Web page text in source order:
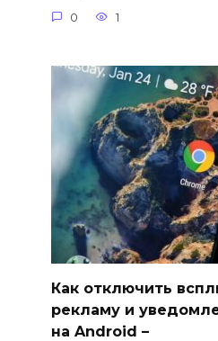
0 1
Как отключить
рекламу и
на Android –